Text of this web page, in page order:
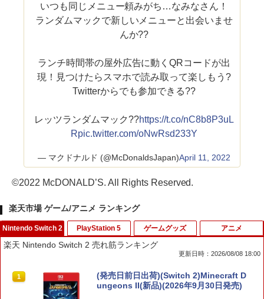
いつも同じメニュー頼みがち…なみなさん！
ランダムマックで新しいメニューと出会いませ
んか??
ランチ時間帯の屋外広告に動くQRコードが出
現！見つけたらスマホで読み取って楽しもう?
Twitterからでも参加できる??
レッツランダムマック??https://t.co/nC8b8P3uL
Rpic.twitter.com/oNwRsd233Y
— マクドナルド (@McDonaldsJapan)April 11, 2022
©2022 McDONALD’S. All Rights Reserved.
楽天市場 ゲーム/アニメ ランキング
Nintendo Switch 2
楽天 Nintendo Switch 2 売れ筋ランキング
更新日時：2026/08/08 18:00
1
(発売日前日出荷)(Switch 2)Minecraft D
ungeons II(新品)(2026年9月30日発売)
PlayStation 5 ゲームグッズ アニメ